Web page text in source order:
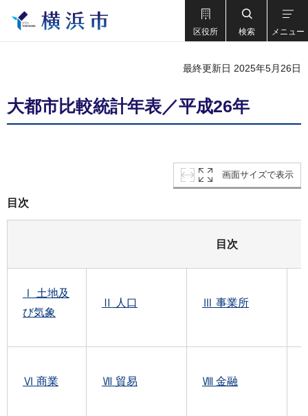
区役所 検索 メニュー
最終更新日 2025年5月26日
大都市比較統計年表／平成26年
画面サイズで表示
目次
目次
Ⅰ 土地及
び気象
Ⅱ 人口 Ⅲ 事業所
Ⅵ 商業 Ⅶ 貿易 Ⅷ 金融